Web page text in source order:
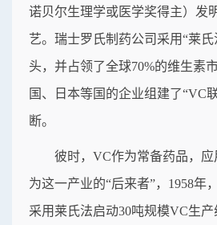
诺贝尔生理学或医学奖得主）发
艺。瑞士罗氏制药公司采用“莱
头，并占领了全球70%的维生素
国、日本等国的企业组建了“VC
断。
彼时，VC作为常备药品，
为这一产业的“后来者”，1958年
采用莱氏法启动30吨规模VC生